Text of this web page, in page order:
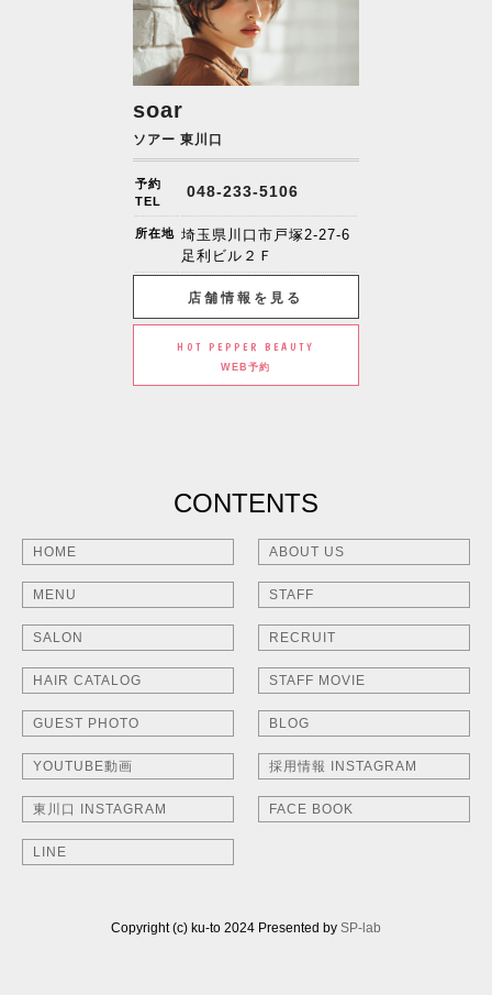
soar
ソアー 東川口
予約
TEL
048-233-5106
所在地 埼玉県川口市戸塚2-27-6
足利ビル２Ｆ
店舗情報を見る
HOT PEPPER BEAUTY
WEB予約
CONTENTS
HOME ABOUT US
MENU STAFF
SALON RECRUIT
HAIR CATALOG STAFF MOVIE
GUEST PHOTO BLOG
YOUTUBE動画 採用情報 INSTAGRAM
東川口 INSTAGRAM FACE BOOK
LINE
Copyright (c) ku-to 2024 Presented by SP-lab